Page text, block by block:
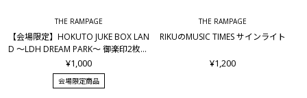
THE RAMPAGE
【会場限定】HOKUTO JUKE BOX LAN
D ～LDH DREAM PARK～ 御楽印2枚セ
ット
¥1,000
会場限定商品
THE RAMPAGE
RIKUのMUSIC TIMES サインライト
¥1,200